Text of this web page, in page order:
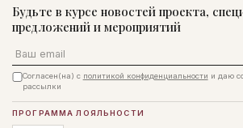
Будьте в курсе новостей проекта,
предложений и мероприятий
Email
Согласен(на) с политикой конфиденциальности и даю
рассылки
ПРОГРАММА ЛОЯЛЬНОСТИ